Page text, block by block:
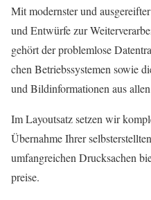
Mit moderns­ter und
und Ent­wür­fe zur
gehört der pro­blem­lo­se
chen Betriebs­sys­te­men sowie
und Bild­in­for­ma­tio­nen aus
Im Lay­out­satz set­zen wir
Über­nah­me Ihrer
umfang­rei­chen Druck­sa­chen
prei­se.